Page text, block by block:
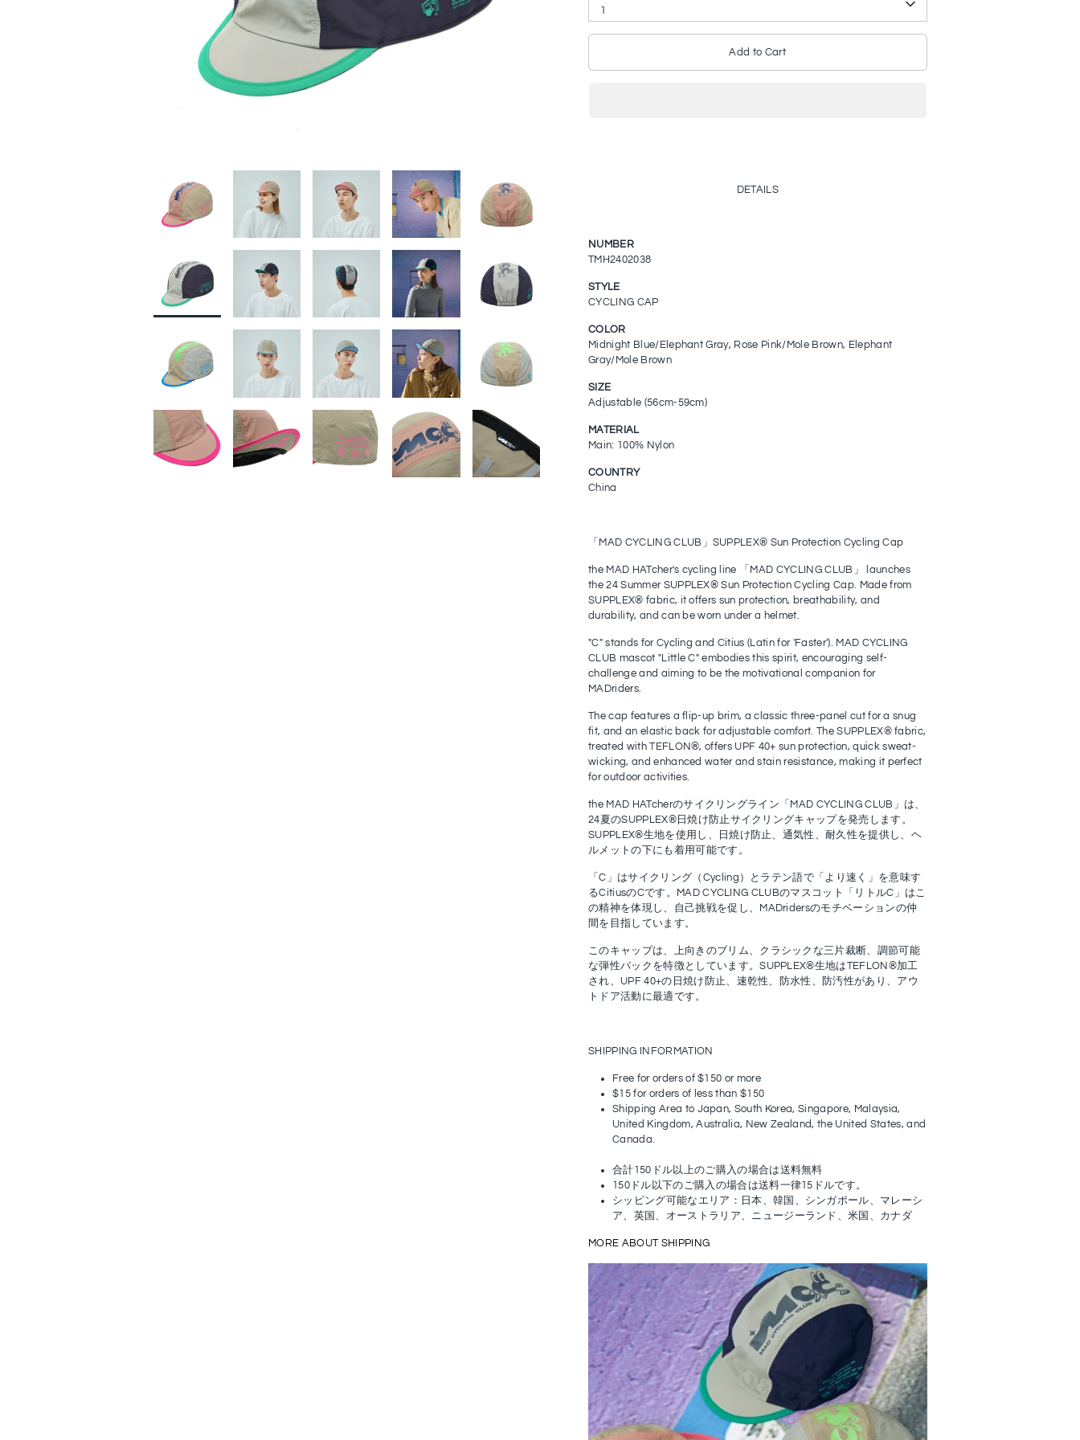
1
Add to Cart
DETAILS
NUMBER
TMH2402038
STYLE
CYCLING CAP
COLOR
Midnight Blue/Elephant Gray, Rose Pink/Mole Brown, Elephant
Gray/Mole Brown
SIZE
Adjustable (56cm-59cm)
MATERIAL
Main: 100% Nylon
COUNTRY
China
「MAD CYCLING CLUB」SUPPLEX® Sun Protection Cycling Cap
the MAD HATcher's cycling line 「MAD CYCLING CLUB」 launches
the 24 Summer SUPPLEX® Sun Protection Cycling Cap. Made from
SUPPLEX® fabric, it offers sun protection, breathability, and
durability, and can be worn under a helmet.
"C" stands for Cycling and Citius (Latin for 'Faster'). MAD CYCLING
CLUB mascot "Little C" embodies this spirit, encouraging self-
challenge and aiming to be the motivational companion for
MADriders.
The cap features a flip-up brim, a classic three-panel cut for a snug
fit, and an elastic back for adjustable comfort. The SUPPLEX® fabric,
treated with TEFLON®, offers UPF 40+ sun protection, quick sweat-
wicking, and enhanced water and stain resistance, making it perfect
for outdoor activities.
the MAD HATcherのサイクリングライン「MAD CYCLING CLUB」は、
24夏のSUPPLEX®日焼け防止サイクリングキャップを発売します。
SUPPLEX®生地を使用し、日焼け防止、通気性、耐久性を提供し、ヘ
ルメットの下にも着用可能です。
「C」はサイクリング（Cycling）とラテン語で「より速く」を意味す
るCitiusのCです。MAD CYCLING CLUBのマスコット「リトルC」はこ
の精神を体現し、自己挑戦を促し、MADridersのモチベーションの仲
間を目指しています。
このキャップは、上向きのブリム、クラシックな三片裁断、調節可能
な弾性バックを特徴としています。SUPPLEX®生地はTEFLON®加工
され、UPF 40+の日焼け防止、速乾性、防水性、防汚性があり、アウ
トドア活動に最適です。
SHIPPING INFORMATION
Free for orders of $150 or more
$15 for orders of less than $150
Shipping Area to Japan, South Korea, Singapore, Malaysia,
United Kingdom, Australia, New Zealand, the United States, and
Canada.
合計150ドル以上のご購入の場合は送料無料
150ドル以下のご購入の場合は送料一律15ドルです。
シッピング可能なエリア：日本、韓国、シンガポール、マレーシ
ア、英国、オーストラリア、ニュージーランド、米国、カナダ
MORE ABOUT SHIPPING